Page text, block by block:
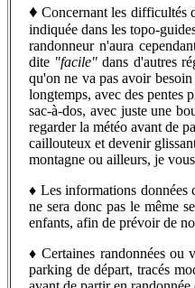
♦ Concernant les difficultés
indiquée dans les topo-
randonneur n'aura
dite "facile" dans d'autres
qu'on ne va pas avoir
longtemps, avec des pentes
sac-à-dos, avec juste une
regarder la météo avant de
caillouteux et devenir
montagne ou ailleurs, je
♦ Les informations données
ne sera donc pas le même
enfants, afin de prévoir de
♦Certaines randonnées ou
parking de départ, tracés